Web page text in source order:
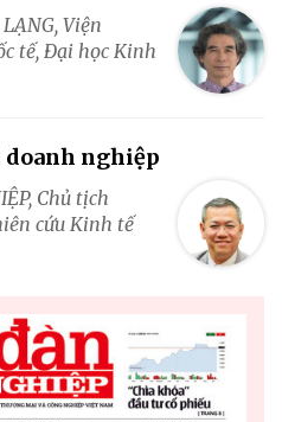
Viện
tế, Đại học Kinh
nghiệp
Chủ tịch
cứu Kinh tế